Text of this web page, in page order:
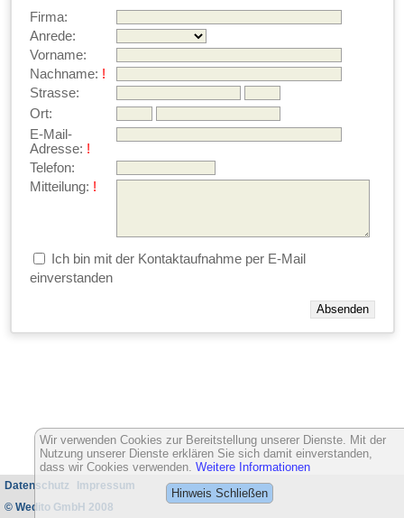
Firma:
Anrede:
Vorname:
Nachname: !
Strasse:
Ort:
E-Mail-
Adresse: !
Telefon:
Mitteilung: !
Ich bin mit der Kontaktaufnahme per E-Mail
einverstanden
Datenschutz
Impressum
© Wedito GmbH 2008
Wir verwenden Cookies zur Bereitstellung unserer Dienste. Mit der
Nutzung unserer Dienste erklären Sie sich damit einverstanden,
dass wir Cookies verwenden. Weitere Informationen
Hinweis Schließen